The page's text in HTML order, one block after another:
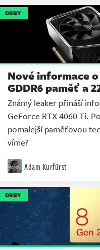
DRBY
Nové informace
GDDR6 paměť a
Známý leaker přináší
GeForce RTX 4060 Ti.
pomalejší paměťovou
víme?
Adam Kurfürst
DRBY